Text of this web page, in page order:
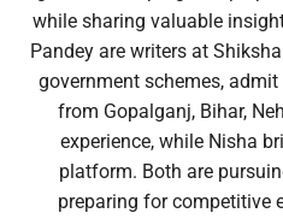
while sharing valuable
Pandey are writers at
government schemes,
from Gopalganj, Bihar,
experience, while Nisha
platform. Both are
preparing for competitive